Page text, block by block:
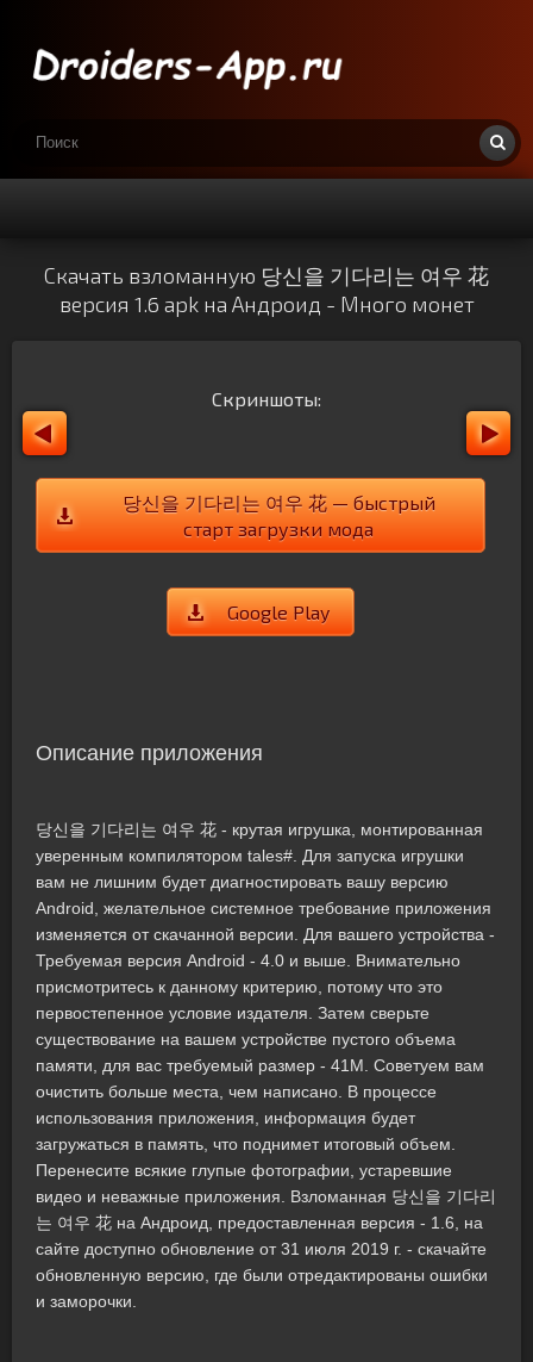
Скачать взломанную 당신을 기다리는 여우 花
версия 1.6 apk на Андроид - Много монет
Скриншоты:
당신을 기다리는 여우 花 — быстрый
старт загрузки мода
Google Play
Описание приложения
당신을 기다리는 여우 花 - крутая игрушка, монтированная
уверенным компилятором tales#. Для запуска игрушки
вам не лишним будет диагностировать вашу версию
Android, желательное системное требование приложения
изменяется от скачанной версии. Для вашего устройства -
Требуемая версия Android - 4.0 и выше. Внимательно
присмотритесь к данному критерию, потому что это
первостепенное условие издателя. Затем сверьте
существование на вашем устройстве пустого объема
памяти, для вас требуемый размер - 41M. Советуем вам
очистить больше места, чем написано. В процессе
использования приложения, информация будет
загружаться в память, что поднимет итоговый объем.
Перенесите всякие глупые фотографии, устаревшие
видео и неважные приложения. Взломанная 당신을 기다리
는 여우 花 на Андроид, предоставленная версия - 1.6, на
сайте доступно обновление от 31 июля 2019 г. - скачайте
обновленную версию, где были отредактированы ошибки
и заморочки.